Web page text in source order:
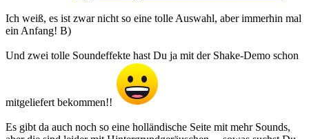
Ich weiß, es ist zwar nicht so eine tolle Auswahl, aber immerhin mal
ein Anfang! B)
Und zwei tolle Soundeffekte hast Du ja mit der Shake-Demo schon
mitgeliefert bekommen!!
Es gibt da auch noch so eine holländische Seite mit mehr Sounds,